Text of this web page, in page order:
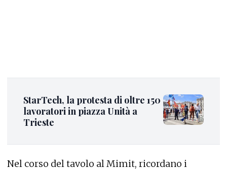
StarTech, la protesta di oltre 150
lavoratori in piazza Unità a
Trieste
Nel corso del tavolo al Mimit, ricordano i